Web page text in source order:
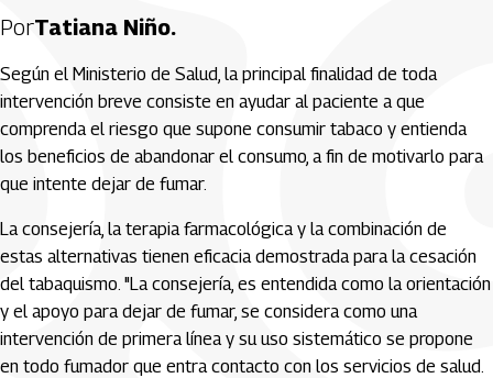
PorTatiana Niño.
Según el Ministerio de Salud, la principal finalidad de toda
intervención breve consiste en ayudar al paciente a que
comprenda el riesgo que supone consumir tabaco y entienda
los beneficios de abandonar el consumo, a fin de motivarlo para
que intente dejar de fumar.
La consejería, la terapia farmacológica y la combinación de
estas alternativas tienen eficacia demostrada para la cesación
del tabaquismo. "La consejería, es entendida como la orientación
y el apoyo para dejar de fumar, se considera como una
intervención de primera línea y su uso sistemático se propone
en todo fumador que entra contacto con los servicios de salud.